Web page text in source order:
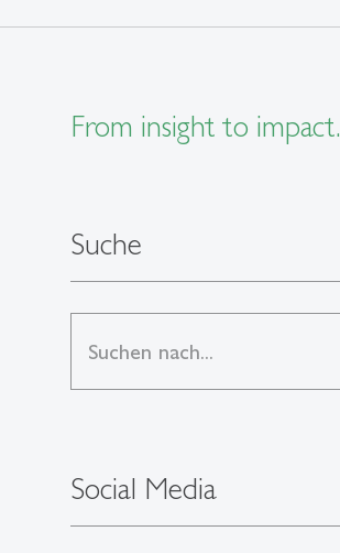
From insight to impact.
Suche
Social Media